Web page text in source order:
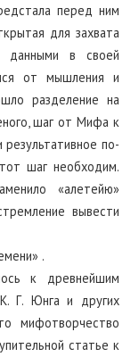
перед ним
для захвата
данными в своей
от мышления и
разделение на
шаг от Мифа к
по-
шаг необходим.
«алетейю»
вывести
.
к древнейшим
Г. Юнга и других
мифотворчество
статье к